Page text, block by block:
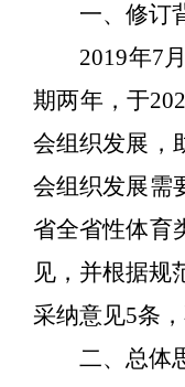
一、修订
2019年7
期两年，于
会组织发展，
会组织发展需
省全省性体育
见，并根据规
采纳意见5条
二、总体